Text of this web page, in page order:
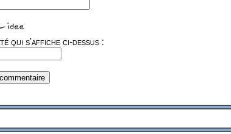
qui s'affiche ci-dessus :